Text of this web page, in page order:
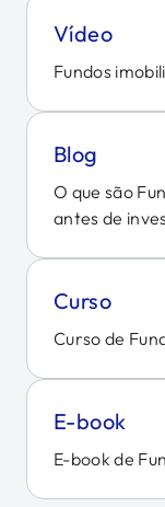
Vídeo
Fundos
Blog
O que são
antes de
Curso
Curso de
E-book
E-book de